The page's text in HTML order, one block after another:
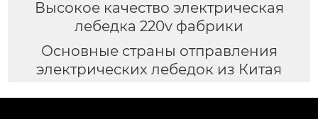
Высокое качество электрическая
лебедка 220v фабрики
Основные страны отправления
электрических лебедок из Китая